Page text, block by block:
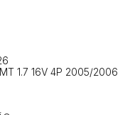
1.7 16V 4P 2005/2006